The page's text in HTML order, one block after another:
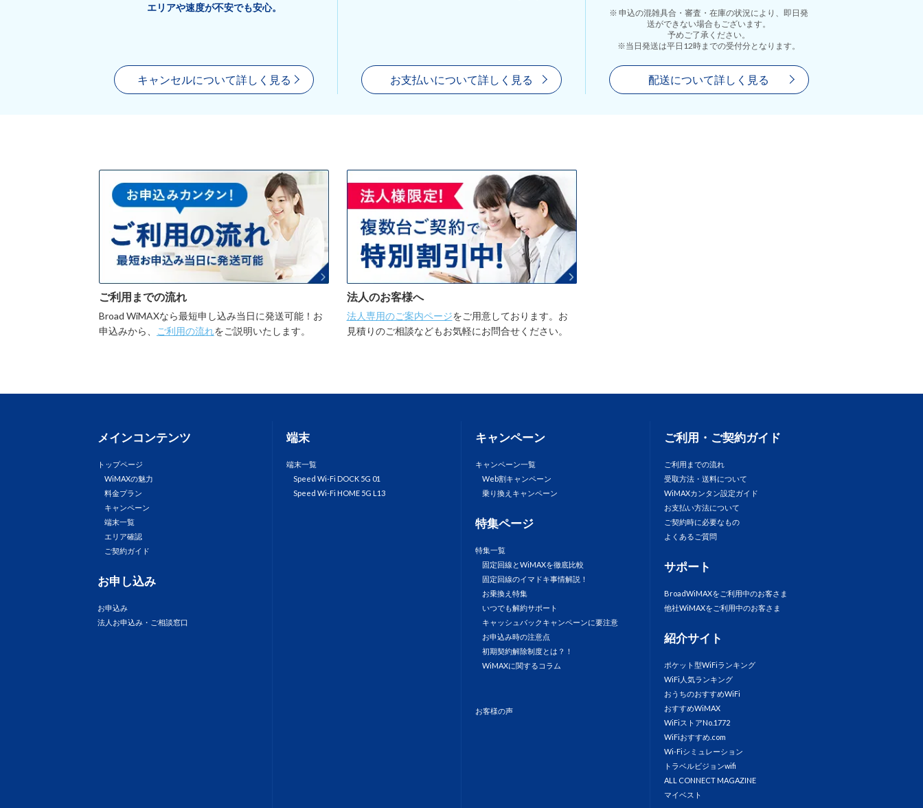
エリアや速度が不安でも安心。
キャンセルについて詳しく見る お支払いについて詳しく見る
※ 申込の混雑具合・審査・在庫の状況により、即日発
送ができない場合もございます。
予めご了承ください。
※当日発送は平日12時までの受付分となります。
配送について詳しく見る
ご利用までの流れ
Broad WiMAXなら最短申し込み当日に発送可能！お
申込みから、 ご利用の流れをご説明いたします。
法人のお客様へ
法人専用のご案内ページをご用意しております。お
見積りのご相談などもお気軽にお問合せください。
メインコンテンツ
トップページ
WiMAXの魅力
料金プラン
キャンペーン
端末一覧
エリア確認
ご契約ガイド
お申し込み
お申込み
法人お申込み・ご相談窓口
端末
端末一覧
Speed Wi-Fi DOCK 5G 01
Speed Wi-Fi HOME 5G L13
キャンペーン
キャンペーン一覧
Web割キャンペーン
乗り換えキャンペーン
特集ページ
特集一覧
固定回線とWiMAXを徹底比較
固定回線のイマドキ事情解説！
お乗換え特集
いつでも解約サポート
キャッシュバックキャンペーンに要注意
お申込み時の注意点
初期契約解除制度とは？！
WiMAXに関するコラム
お客様の声
ご利用・ご契約ガイド
ご利用までの流れ
受取方法・送料について
WiMAXカンタン設定ガイド
お支払い方法について
ご契約時に必要なもの
よくあるご質問
サポート
BroadWiMAXをご利用中のお客さま
他社WiMAXをご利用中のお客さま
紹介サイト
ポケット型WiFiランキング
WiFi人気ランキング
おうちのおすすめWiFi
おすすめWiMAX
WiFiストアNo.1772
WiFiおすすめ.com
Wi-Fiシミュレーション
トラベルビジョンwifi
ALL CONNECT MAGAZINE
マイベスト